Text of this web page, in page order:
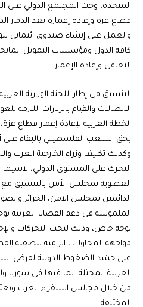
المتحدة، وحث المجتمع الدولي على
قطاع غزة وإعادة إعماره بعد الدمار
والعمل على إنشاء صندوق ائتماني
كافة الدول ومؤسسات التمويل
التعافي وإعادة الإعمار.
التنسيق في إطار اللجنة الوزارية
الاتصالات والقيام بالزيارات اللازمة
الخطة العربية لإعادة إعمار قطاع
بحق الشعب الفلسطيني بالبقاء على
وكذلك تكليف وزراء الخارجية العرب
التحرك على المستوى الدولي، لاسيما
العضوية بمجلس الأمن بالتنسيق مع
الدائمين بمجلس الامن، الجزائر
الملموسة في دعم القضايا العربية
بوجه خاص، وذلك لبحث التحركات
مواجهة المحاولات الرامية لتصفية
على حشد الضغوط الدولية لفرض
العربية المحتلة، بما فيها في سوريا
من خلال مجالس السفراء العرب
المختلفة.